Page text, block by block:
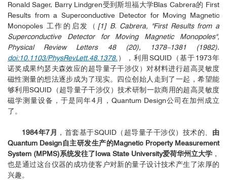
Ronald Sager, Barry Lindgren受到斯坦福大学Blas Cabrera的 First
Results from a Superconductive Detector for Moving Magnetic
Monopoles 工作的启发（ [1] B. Cabrera, "First Results from a
Superconductive Detector for Moving Magnetic Monopoles",
Physical Review Letters 48 (20), 1378–1381 (1982).
doi:10.1103/PhysRevLett.48.1378. ），利用SQUID（基于1973年
诺奖成果约瑟夫森效应的超导量子干涉仪）对材料进行超高灵敏度
磁性测量的想法逐步成为了现实。四位创始人走到了一起，希望能
够利用SQUID（超导量子干涉仪）技术研制一款商用的超高灵敏度
磁学测量设备，于是同年4月，Quantum Design公司在加州成立
了。
1984年7月 ，首套基于SQUID（超导量子干涉仪）技术的、 由
Quantum Design自主研发生产的Magnetic Property Measurement
System (MPMS)系统发往了Iowa State University爱荷华州立大学 ，
也是通过这台仪器的成功使客户对新的量子设计技术产生了浓厚的
兴趣。